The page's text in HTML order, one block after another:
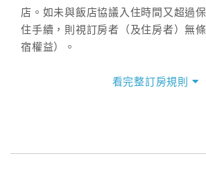
店。如未與飯店協議入住時間又超過
住手續，則視訂房者（及住房者）無
宿權益）。
四、訂單異動
看完整訂房規則